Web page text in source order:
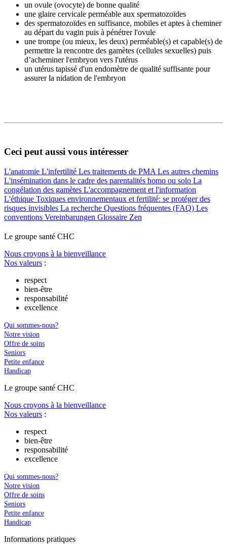
un ovule (ovocyte) de bonne qualité
une glaire cervicale perméable aux spermatozoïdes
des spermatozoïdes en suffisance, mobiles et aptes à cheminer
au départ du vagin puis à pénétrer l'ovule
une trompe (ou mieux, les deux) perméable(s) et capable(s) de
permettre la rencontre des gamètes (cellules sexuelles) puis
d’acheminer l'embryon vers l'utérus
un utérus tapissé d'un endomètre de qualité suffisante pour
assurer la nidation de l'embryon
Ceci peut aussi vous intéresser
L'anatomie L'infertilité Les traitements de PMA Les autres chemins
L'insémination dans le cadre des parentalités homo ou solo La
congélation des gamètes L'accompagnement et l'information
L'éthique Toxiques environnementaux et fertilité: se protéger des
risques invisibles La recherche Questions fréquentes (FAQ) Les
conventions Vereinbarungen Glossaire Zen
Le groupe santé CHC
Nous croyons à la bienveillance
Nos valeurs :
respect
bien-être
responsabilité
excellence
Qui sommes-nous?
Notre vision
Offre de soins
Seniors
Petite enfance
Handicap
Le groupe santé CHC
Nous croyons à la bienveillance
Nos valeurs :
respect
bien-être
responsabilité
excellence
Qui sommes-nous?
Notre vision
Offre de soins
Seniors
Petite enfance
Handicap
Informations pratiques